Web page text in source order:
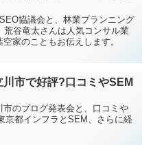
協議会と、林業プランニング
谷竜太さんは人気コンサル業
家のこともお伝えします。
川市で好評?口コミやSEM
のブログ発表会と、口コミや
京都インフラとSEM、さらに経